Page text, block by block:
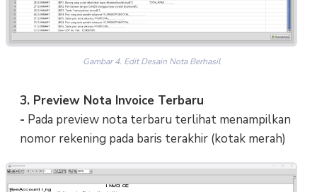
Gambar 4. Edit Desain Nota Berhasil
3. Preview Nota Invoice Terbaru
- Pada preview nota terbaru terlihat menampilkan
nomor rekening pada baris terakhir (kotak merah)